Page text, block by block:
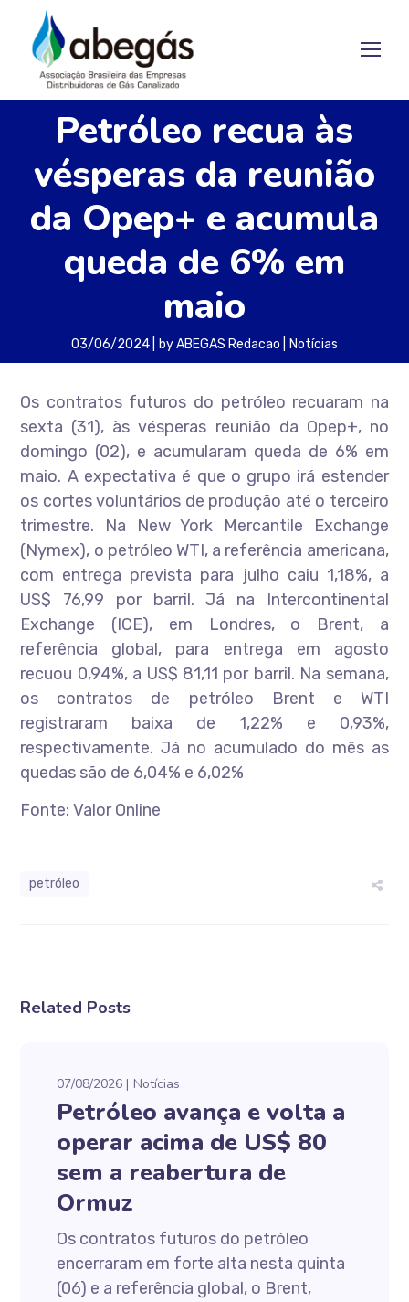
Petróleo recua às
vésperas da reunião
da Opep+ e acumula
queda de 6% em
maio
03/06/2024 byABEGAS Redacao Notícias
Os contratos futuros do petróleo recuaram na
sexta (31), às vésperas reunião da Opep+, no
domingo (02), e acumularam queda de 6% em
maio. A expectativa é que o grupo irá estender
os cortes voluntários de produção até o terceiro
trimestre. Na New York Mercantile Exchange
(Nymex), o petróleo WTI, a referência americana,
com entrega prevista para julho caiu 1,18%, a
US$ 76,99 por barril. Já na Intercontinental
Exchange (ICE), em Londres, o Brent, a
referência global, para entrega em agosto
recuou 0,94%, a US$ 81,11 por barril. Na semana,
os contratos de petróleo Brent e WTI
registraram baixa de 1,22% e 0,93%,
respectivamente. Já no acumulado do mês as
quedas são de 6,04% e 6,02%
Fonte: Valor Online
petróleo
Related Posts
07/08/2026 Notícias
Petróleo avança e volta a
operar acima de US$ 80
sem a reabertura de
Ormuz
Os contratos futuros do petróleo
encerraram em forte alta nesta quinta
(06) e a referência global, o Brent,